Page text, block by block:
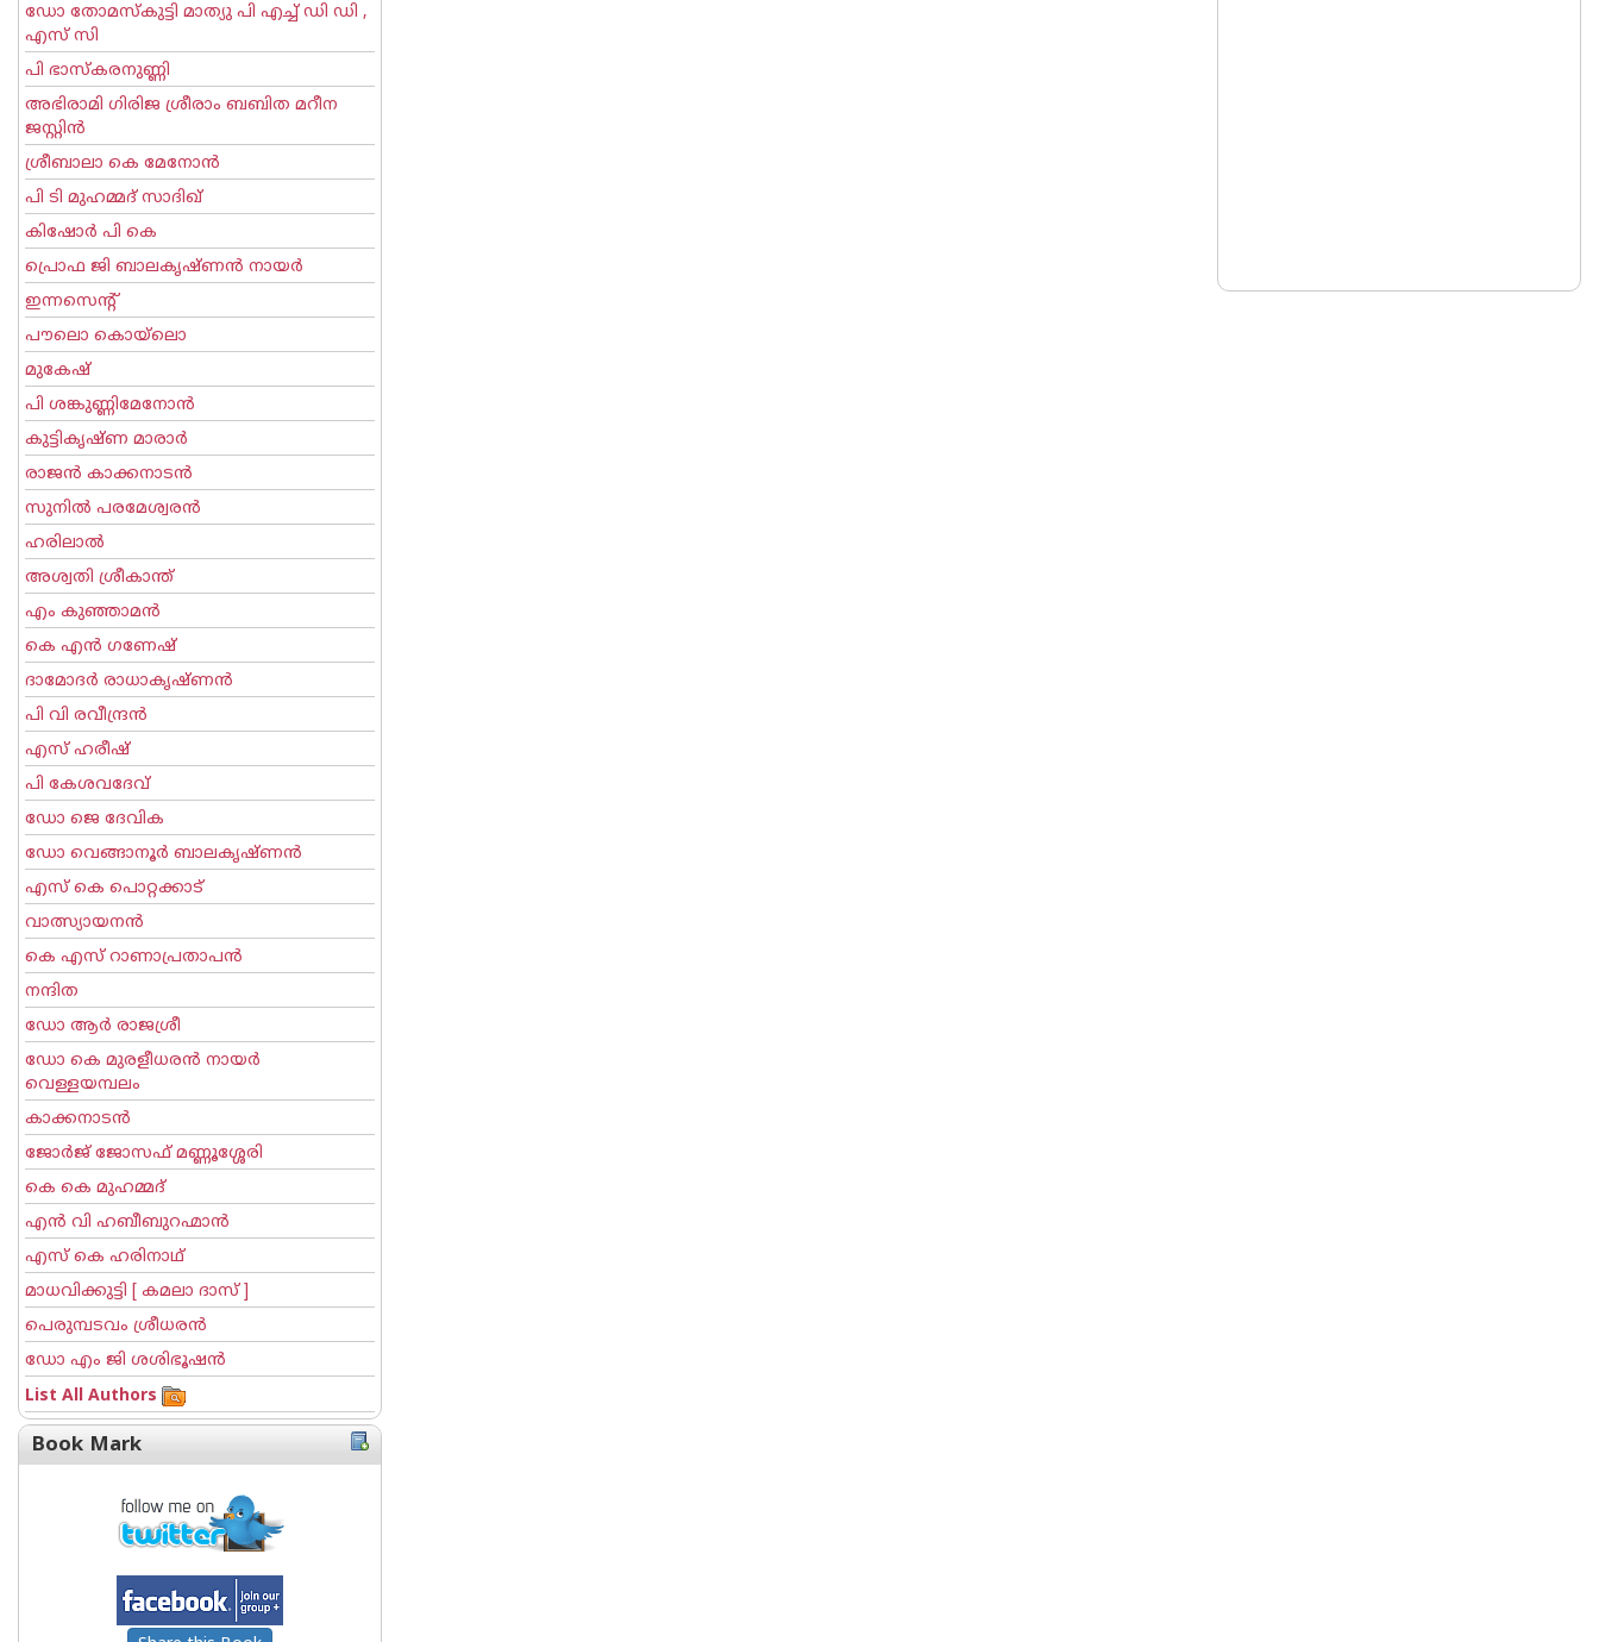
ഡോ തോമസ്കുട്ടി മാത്യു പി എച്ച് ഡി ഡി ,
എസ് സി
പി ഭാസ്കരനുണ്ണി
അഭിരാമി ഗിരിജ ശ്രീരാം ബബിത മറീന
ജസ്റ്റിന്‍
ശ്രീബാലാ കെ മേനോന്‍
പി ടി മുഹമ്മദ് സാദിഖ്‌
കിഷോർ പി കെ
പ്രൊഫ ജി ബാലകൃഷ്ണന്‍ നായര്‍
ഇന്നസെന്റ്‌
പൗലൊ കൊയ്ലൊ
മുകേഷ്
പി ശങ്കുണ്ണിമേനോന്‍
കുട്ടികൃഷ്ണ മാരാര്‍
രാജന്‍ കാക്കനാടന്‍
സുനില്‍ പരമേശ്വരന്‍
ഹരിലാല്‍
അശ്വതി ശ്രീകാന്ത്
എം കുഞ്ഞാമന്‍
കെ എന്‍ ഗണേഷ്
ദാമോദർ രാധാകൃഷ്ണൻ
പി വി രവീന്ദ്രന്‍
എസ് ഹരീഷ്
പി കേശവദേവ്‌
ഡോ ജെ ദേവിക
ഡോ വെങ്ങാനൂര്‍ ബാലകൃഷ്ണന്‍
എസ്‌ കെ പൊറ്റക്കാട്‌
വാത്സ്യായനന്‍
കെ എസ് റാണാപ്രതാപന്‍
നന്ദിത
ഡോ ആര്‍ രാജശ്രീ
ഡോ കെ മുരളീധരന്‍ നായര്‍
വെള്ളയമ്പലം
കാക്കനാടന്‍
ജോര്‍ജ് ജോസഫ് മണ്ണൂശ്ശേരി
കെ കെ മുഹമ്മദ്
എന്‍ വി ഹബീബുറഹ്മാന്‍
എസ് കെ ഹരിനാഥ്
മാധവിക്കുട്ടി [ കമലാ ദാസ് ]
പെരുമ്പടവം ശ്രീധര‌ന്‍
ഡോ എം ജി ശശിഭൂഷന്‍
List All Authors
Book Mark